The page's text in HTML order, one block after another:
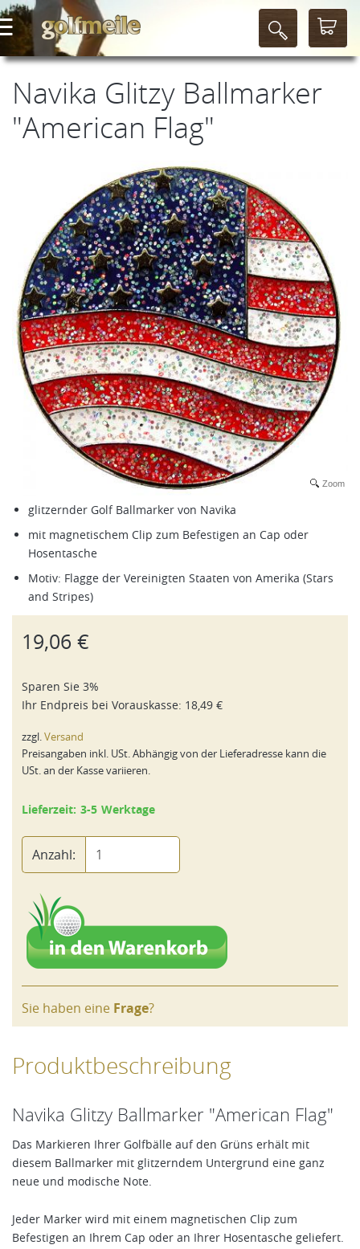
Navika Glitzy Ballmarker
"American Flag"
Zoom
glitzernder Golf Ballmarker von Navika
mit magnetischem Clip zum Befestigen an Cap oder
Hosentasche
Motiv: Flagge der Vereinigten Staaten von Amerika (Stars
and Stripes)
19,06 €
Sparen Sie 3%
Ihr Endpreis bei Vorauskasse: 18,49 €
zzgl.Versand
Preisangaben inkl. USt. Abhängig von der Lieferadresse kann die
USt. an der Kasse variieren.
Lieferzeit: 3-5 Werktage
Anzahl:
Sie haben eine Frage?
Produktbeschreibung
Navika Glitzy Ballmarker "American Flag"
Das Markieren Ihrer Golfbälle auf den Grüns erhält mit
diesem Ballmarker mit glitzerndem Untergrund eine ganz
neue und modische Note.
Jeder Marker wird mit einem magnetischen Clip zum
Befestigen an Ihrem Cap oder an Ihrer Hosentasche geliefert.